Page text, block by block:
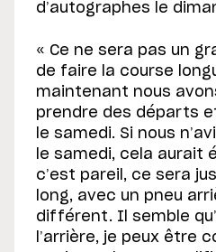
d’autographes le
« Ce ne sera pas un
de faire la course
maintenant nous
prendre des départs
le samedi. Si nous
le samedi, cela aurait
c’est pareil, ce sera
long, avec un pneu
différent. Il semble
l’arrière, je peux être